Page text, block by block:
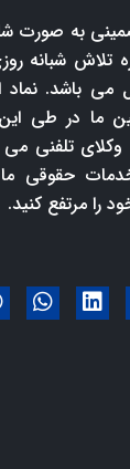
به صورت
شبانه
از 10 ها سال می
ما در طی
وکلای تلفنی
حقوقی ما
را مرتفع کنید.